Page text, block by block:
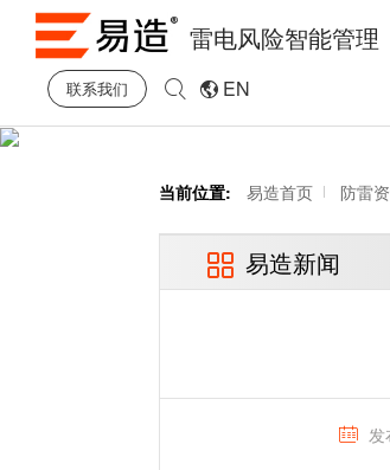
雷电风险智能管理
联系我们 EN
当前位置: 易造首页 防雷
易造新闻
发